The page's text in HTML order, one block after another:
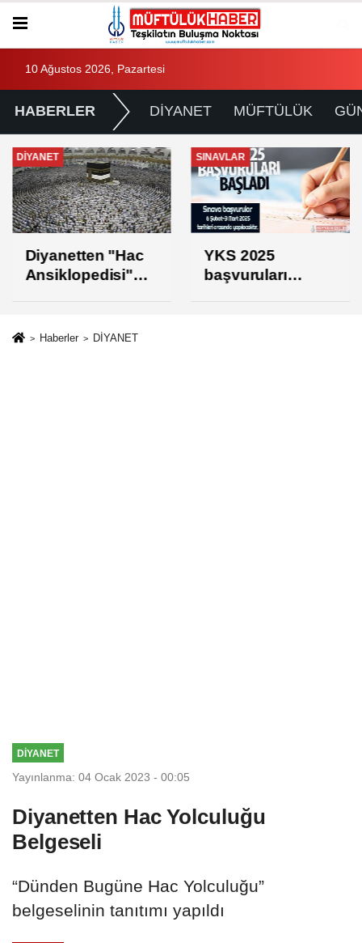
10 Ağustos 2026, Pazartesi
HABERLER DİYANET MÜFTÜLÜK
DİYANET
Diyanetten "Hac
Ansiklopedisi"
SINAVLAR
YKS 2025
başvuruları
Haberler DİYANET
DİYANET
Yayınlanma: 04 Ocak 2023 - 00:05
Diyanetten Hac Yolculuğu
Belgeseli
“Dünden Bugüne Hac Yolculuğu”
belgeselinin tanıtımı yapıldı